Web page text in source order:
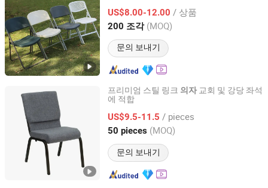
US$8.00-12.00 / 상품
200 조각 (MOQ)
문의 보내기
Zhejiang, China 이후 2005
프리미엄 스틸 링크 의자 교회 및 강당 좌석
에 적합
US$9.5-11.5 / pieces
50 pieces (MOQ)
문의 보내기
Tianjin Shining International Trade Co., Ltd.
Tianjin, China 이후 2024